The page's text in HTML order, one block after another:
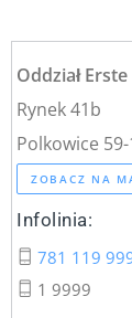
Oddział
Rynek 41b
Polkowice
ZOBACZ NA
Infolinia:
781 119
1 9999